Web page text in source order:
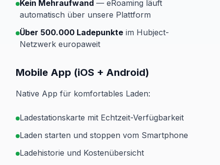
Kein Mehraufwand — eRoaming läuft
automatisch über unsere Plattform
Über 500.000 Ladepunkte im Hubject-
Netzwerk europaweit
Mobile App (iOS + Android)
Native App für komfortables Laden:
Ladestationskarte mit Echtzeit-Verfügbarkeit
Laden starten und stoppen vom Smartphone
Ladehistorie und Kostenübersicht